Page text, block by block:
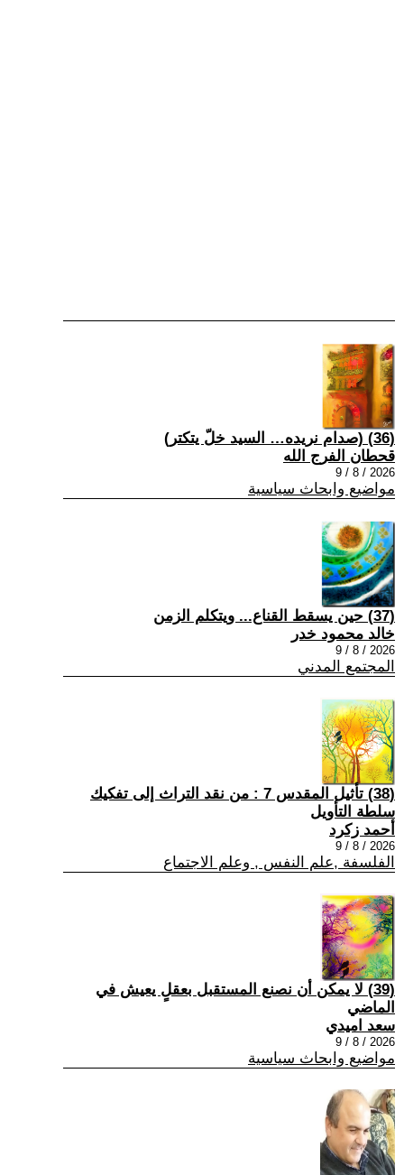
(36) (صدام نريده… السيد خلّ يتكتر)
قحطان الفرج الله
2026 / 8 / 9
مواضيع وابحاث سياسية
(37) حين يسقط القناع... ويتكلم الزمن
خالد محمود خدر
2026 / 8 / 9
المجتمع المدني
(38) تأثيل المقدس 7 : من نقد التراث إلى تفكيك
سلطة التأويل
أحمد زكرد
2026 / 8 / 9
الفلسفة ,علم النفس , وعلم الاجتماع
(39) لا يمكن أن نصنع المستقبل بعقلٍ يعيش في
الماضي
سعد اميدي
2026 / 8 / 9
مواضيع وابحاث سياسية